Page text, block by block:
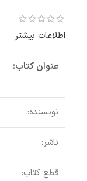
اطلاعات بیشتر
عنوان کتاب:
نویسنده:
ناشر:
قطع کتاب: